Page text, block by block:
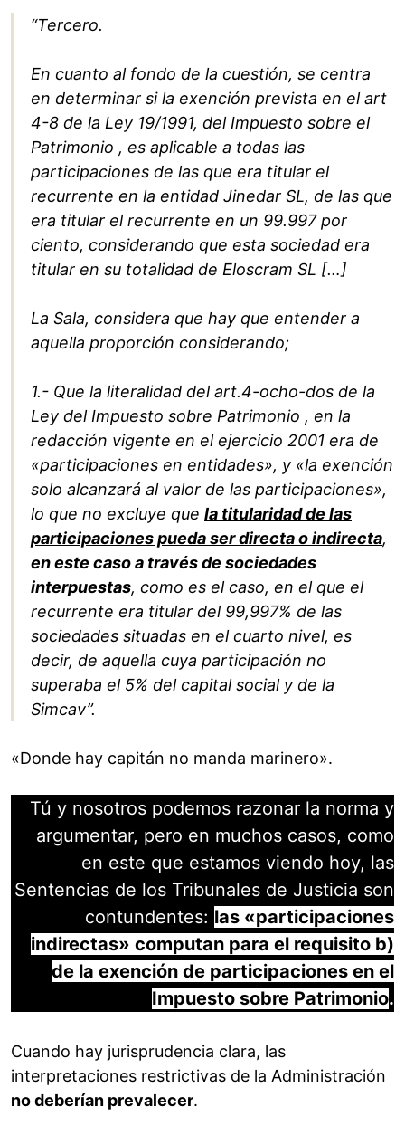
“Tercero.
En cuanto al fondo de la cuestión, se centra
en determinar si la exención prevista en el art
4-8 de la Ley 19/1991, del Impuesto sobre el
Patrimonio , es aplicable a todas las
participaciones de las que era titular el
recurrente en la entidad Jinedar SL, de las que
era titular el recurrente en un 99.997 por
ciento, considerando que esta sociedad era
titular en su totalidad de Eloscram SL […]
La Sala, considera que hay que entender a
aquella proporción considerando;
1.- Que la literalidad del art.4-ocho-dos de la
Ley del Impuesto sobre Patrimonio , en la
redacción vigente en el ejercicio 2001 era de
«participaciones en entidades», y «la exención
solo alcanzará al valor de las participaciones»,
lo que no excluye que la titularidad de las
participaciones pueda ser directa o indirecta,
en este caso a través de sociedades
interpuestas, como es el caso, en el que el
recurrente era titular del 99,997% de las
sociedades situadas en el cuarto nivel, es
decir, de aquella cuya participación no
superaba el 5% del capital social y de la
Simcav”.
«Donde hay capitán no manda marinero».
Tú y nosotros podemos razonar la norma y
argumentar, pero en muchos casos, como
en este que estamos viendo hoy, las
Sentencias de los Tribunales de Justicia son
contundentes: las «participaciones
indirectas» computan para el requisito b)
de la exención de participaciones en el
Impuesto sobre Patrimonio.
Cuando hay jurisprudencia clara, las
interpretaciones restrictivas de la Administración
no deberían prevalecer.